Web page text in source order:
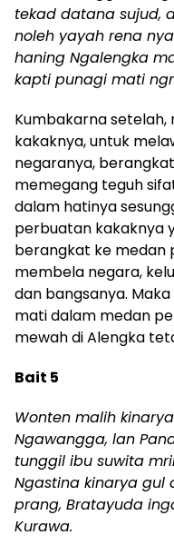
tekad datana sujud,
noleh yayah rena
haning Ngalengka
kapti punagi mati
Kumbakarna
kakaknya, untuk
negaranya,
memegang teguh
dalam hatinya
perbuatan kakaknya
berangkat ke medan
membela negara,
dan bangsanya.
mati dalam medan
mewah di Alengka
Bait 5
Wonten malih
Ngawangga, lan
tunggil ibu suwita
Ngastina kinarya
prang, Bratayuda
Kurawa.